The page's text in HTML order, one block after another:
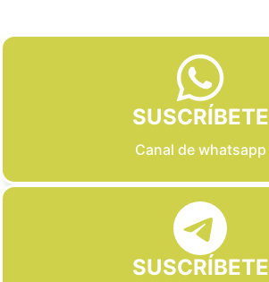
SUSCRÍBETE
Canal de whatsapp
SUSCRÍBETE